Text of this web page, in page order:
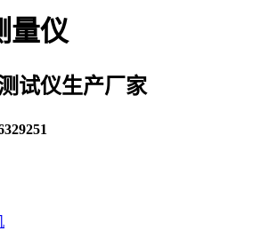
量仪
试仪生产厂家